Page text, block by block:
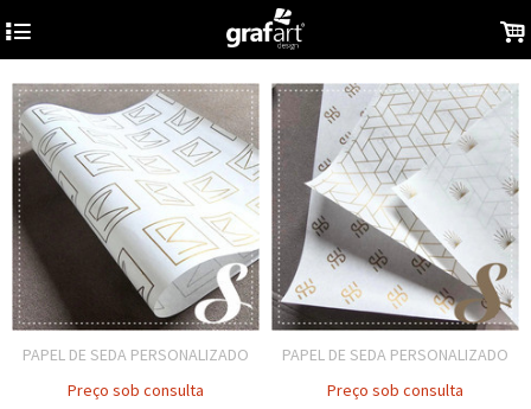
4 .
PAPEL DE SEDA PERSONALIZADO
Preço sob consulta
PAPEL DE SEDA PERSONALIZADO
Preço sob consulta